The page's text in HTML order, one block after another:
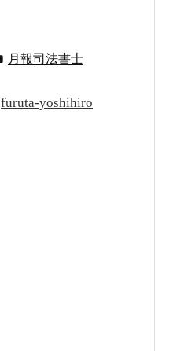
月報司法書士
furuta-yoshihiro